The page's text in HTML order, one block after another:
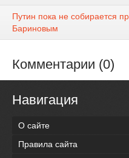
Путин пока не собирается
Бариновым
Комментарии (0)
Навигация
О сайте
Правила сайта